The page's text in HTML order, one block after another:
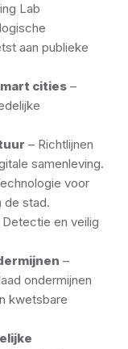
Lab
aan publieke
cities –
– Richtlijnen
samenleving.
voor
de stad.
Detectie en veilig
–
ondermijnen
kwetsbare